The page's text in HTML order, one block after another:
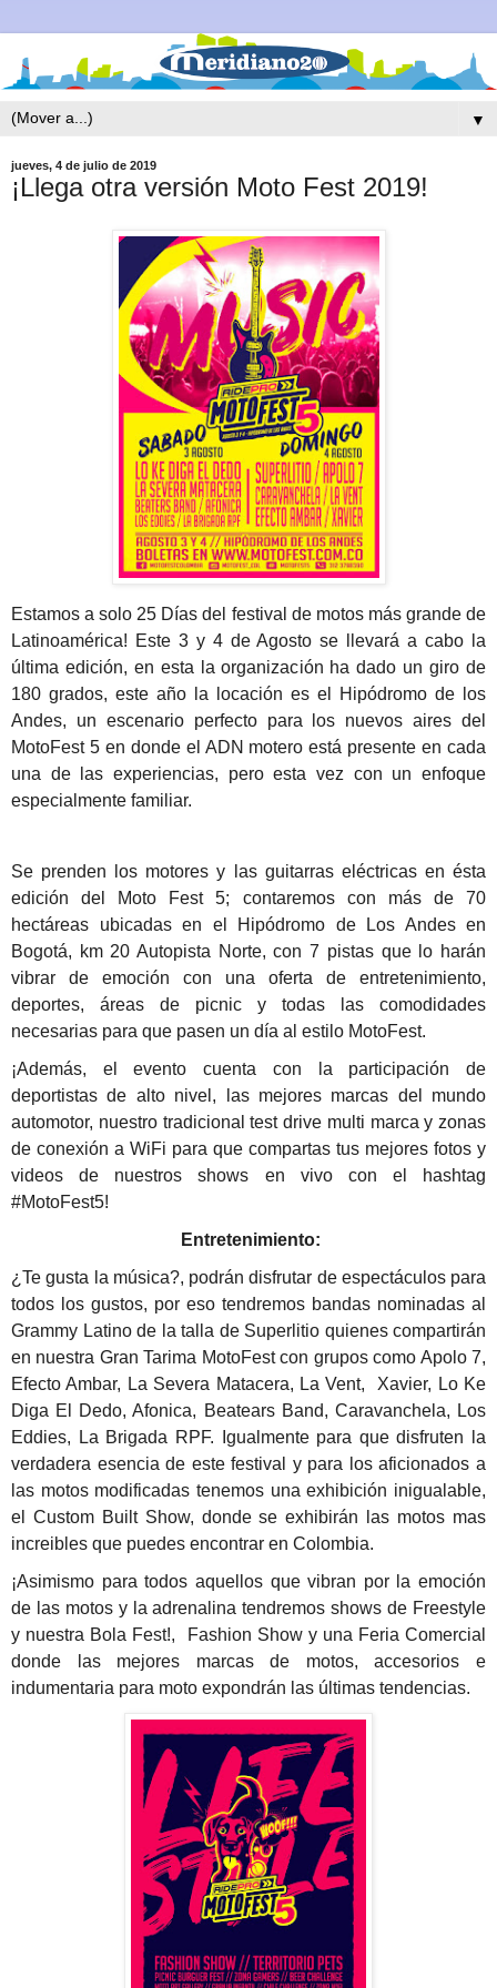
▼
jueves, 4 de julio de 2019
¡Llega otra versión Moto Fest 2019!
Estamos a solo 25 Días del festival de motos más grande de
Latinoamérica! Este 3 y 4 de Agosto se llevará a cabo la
última edición, en esta la organización ha dado un giro de
180 grados, este año la locación es el Hipódromo de los
Andes, un escenario perfecto para los nuevos aires del
MotoFest 5 en donde el ADN motero está presente en cada
una de las experiencias, pero esta vez con un enfoque
especialmente familiar.
Se prenden los motores y las guitarras eléctricas en ésta
edición del Moto Fest 5; contaremos con más de 70
hectáreas ubicadas en el Hipódromo de Los Andes en
Bogotá, km 20 Autopista Norte, con 7 pistas que lo harán
vibrar de emoción con una oferta de entretenimiento,
deportes, áreas de picnic y todas las comodidades
necesarias para que pasen un día al estilo MotoFest.
¡Además, el evento cuenta con la participación de
deportistas de alto nivel, las mejores marcas del mundo
automotor, nuestro tradicional test drive multi marca y zonas
de conexión a WiFi para que compartas tus mejores fotos y
videos de nuestros shows en vivo con el hashtag
#MotoFest5!
Entretenimiento:
¿Te gusta la música?, podrán disfrutar de espectáculos para
todos los gustos, por eso tendremos bandas nominadas al
Grammy Latino de la talla de Superlitio quienes compartirán
en nuestra Gran Tarima MotoFest con grupos como Apolo 7,
Efecto Ambar, La Severa Matacera, La Vent, Xavier, Lo Ke
Diga El Dedo, Afonica, Beatears Band, Caravanchela, Los
Eddies, La Brigada RPF. Igualmente para que disfruten la
verdadera esencia de este festival y para los aficionados a
las motos modificadas tenemos una exhibición inigualable,
el Custom Built Show, donde se exhibirán las motos mas
increibles que puedes encontrar en Colombia.
¡Asimismo para todos aquellos que vibran por la emoción
de las motos y la adrenalina tendremos shows de Freestyle
y nuestra Bola Fest!, Fashion Show y una Feria Comercial
donde las mejores marcas de motos, accesorios e
indumentaria para moto expondrán las últimas tendencias.